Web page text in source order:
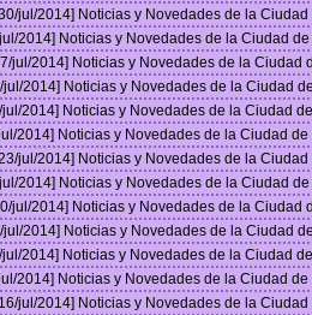
jul/2014] Noticias y Novedades de la
2014] Noticias y Novedades de la Ciudad
jul/2014] Noticias y Novedades de la Ciudad
jul/2014] Noticias y Novedades de la Ciudad
jul/2014] Noticias y Novedades de la Ciudad
2014] Noticias y Novedades de la Ciudad
jul/2014] Noticias y Novedades de la
2014] Noticias y Novedades de la Ciudad
jul/2014] Noticias y Novedades de la Ciudad
jul/2014] Noticias y Novedades de la Ciudad
jul/2014] Noticias y Novedades de la Ciudad
2014] Noticias y Novedades de la Ciudad
jul/2014] Noticias y Novedades de la